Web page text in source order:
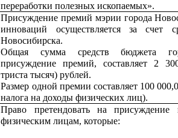
переработки полезных ископаемых».
Присуждение премий мэрии города
инноваций осуществляется за счет
Новосибирска.
Общая сумма средств бюджета
присуждение премий, составляет 2
триста тысяч) рублей.
Размер одной премии составляет 100
налога на доходы физических лиц).
Право претендовать на присуждение
физическим лицам, которые: